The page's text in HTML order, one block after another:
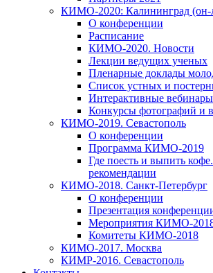
КИМО-2020: Калининград (он-
О конференции
Расписание
КИМО-2020. Новости
Лекции ведущих ученых
Пленарные доклады
Список устных и
Интерактивные вебинары
Конкурсы фотографий и
КИМО-2019. Севастополь
О конференции
Программа КИМО-2019
Где поесть и выпить
рекомендации
КИМО-2018. Санкт-Петербург
О конференции
Презентация
Мероприятия КИМО-
Комитеты КИМО-2018
КИМО-2017. Москва
КИМР-2016. Севастополь